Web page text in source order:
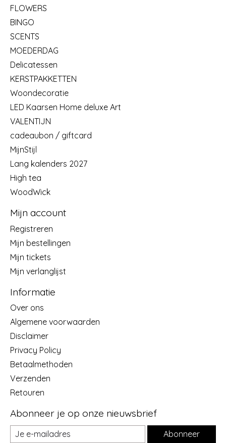
FLOWERS
BINGO
SCENTS
MOEDERDAG
Delicatessen
KERSTPAKKETTEN
Woondecoratie
LED Kaarsen Home deluxe Art
VALENTIJN
cadeaubon / giftcard
MijnStijl
Lang kalenders 2027
High tea
WoodWick
Mijn account
Registreren
Mijn bestellingen
Mijn tickets
Mijn verlanglijst
Informatie
Over ons
Algemene voorwaarden
Disclaimer
Privacy Policy
Betaalmethoden
Verzenden
Retouren
Abonneer je op onze nieuwsbrief
Abonneer